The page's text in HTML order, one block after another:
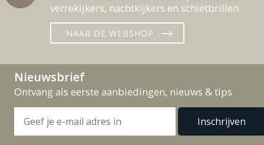
verrekijkers, nachtkijkers en schietbrillen.
NAAR DE WEBSHOP
Nieuwsbrief
Ontvang als eerste aanbiedingen, nieuws & tips